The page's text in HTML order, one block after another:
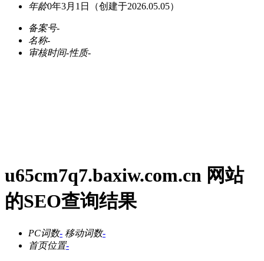
年龄0年3月1日 （创建于2026.05.05）
备案号-
名称-
审核时间-性质-
u65cm7q7.baxiw.com.cn 网站
的SEO查询结果
PC词数- 移动词数-
首页位置-